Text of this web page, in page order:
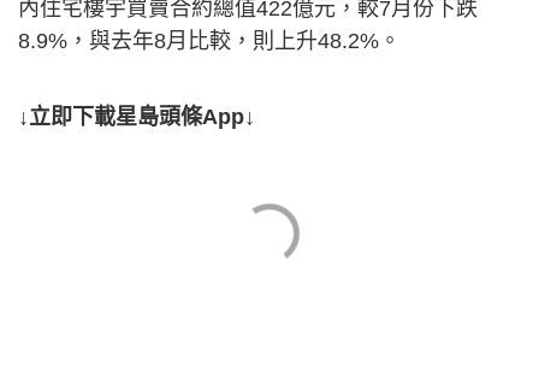
內住宅樓宇買賣合約總值422億元，較7月份下跌
8.9%，與去年8月比較，則上升48.2%。
↓立即下載星島頭條App↓